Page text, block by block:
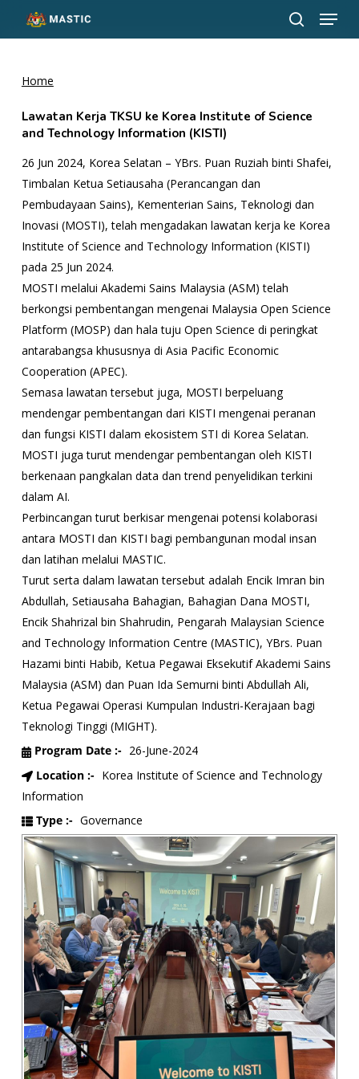
search
Menu
Home
Lawatan Kerja TKSU ke Korea Institute of Science
and Technology Information (KISTI)
26 Jun 2024, Korea Selatan – YBrs. Puan Ruziah binti Shafei,
Timbalan Ketua Setiausaha (Perancangan dan
Pembudayaan Sains), Kementerian Sains, Teknologi dan
Inovasi (MOSTI), telah mengadakan lawatan kerja ke Korea
Institute of Science and Technology Information (KISTI)
pada 25 Jun 2024.
MOSTI melalui Akademi Sains Malaysia (ASM) telah
berkongsi pembentangan mengenai Malaysia Open Science
Platform (MOSP) dan hala tuju Open Science di peringkat
antarabangsa khususnya di Asia Pacific Economic
Cooperation (APEC).
Semasa lawatan tersebut juga, MOSTI berpeluang
mendengar pembentangan dari KISTI mengenai peranan
dan fungsi KISTI dalam ekosistem STI di Korea Selatan.
MOSTI juga turut mendengar pembentangan oleh KISTI
berkenaan pangkalan data dan trend penyelidikan terkini
dalam AI.
Perbincangan turut berkisar mengenai potensi kolaborasi
antara MOSTI dan KISTI bagi pembangunan modal insan
dan latihan melalui MASTIC.
Turut serta dalam lawatan tersebut adalah Encik Imran bin
Abdullah, Setiausaha Bahagian, Bahagian Dana MOSTI,
Encik Shahrizal bin Shahrudin, Pengarah Malaysian Science
and Technology Information Centre (MASTIC), YBrs. Puan
Hazami binti Habib, Ketua Pegawai Eksekutif Akademi Sains
Malaysia (ASM) dan Puan Ida Semurni binti Abdullah Ali,
Ketua Pegawai Operasi Kumpulan Industri-Kerajaan bagi
Teknologi Tinggi (MIGHT).
Program Date :- 26-June-2024
Location :- Korea Institute of Science and Technology
Information
Type :- Governance